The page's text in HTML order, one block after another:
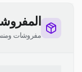
مفروشات